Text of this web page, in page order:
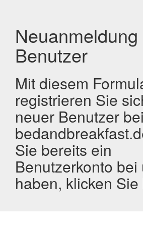
Benutzer
Mit diesem
registrieren Sie
neuer Benutzer bei
Sie bereits ein
Benutzerkonto bei
haben, klicken Sie